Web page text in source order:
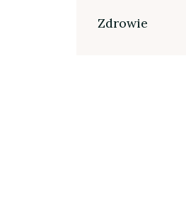
Zdrowie